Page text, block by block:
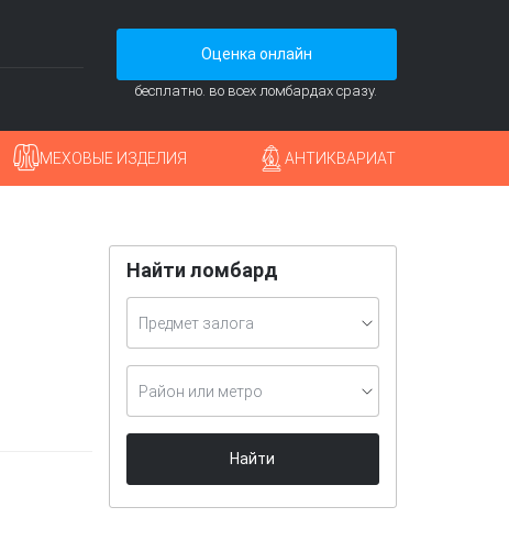
Оценка онлайн
бесплатно. во всех ломбардах сразу.
МЕХОВЫЕ ИЗДЕЛИЯ АНТИКВАРИАТ
Найти ломбард
Предмет залога
Район или метро
Найти